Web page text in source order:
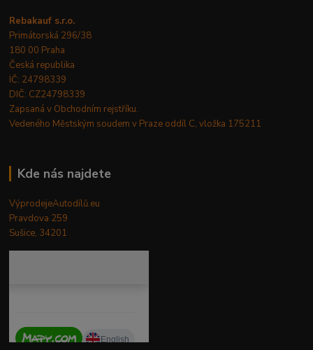
Rebakauf s.r.o.
Primátorská 296/38
180 00 Praha
Česká republika
IČ: 24798339
DIČ: CZ24798339
Zapsaná v Obchodním rejstříku.
Vedeného Městským soudem v Praze oddíl C, vložka 175211
Kde nás najdete
VýprodejeAutodílů.eu
Pravdova 259
Sušice, 34201